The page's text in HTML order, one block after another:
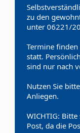
zu den
unter 06221/
Termine
statt.
sind nur nach
Nutzen Sie
Anliegen.
WICHTIG:
Post, da die